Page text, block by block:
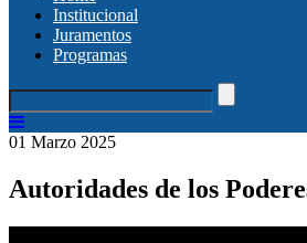
Institucional
Juramentos
Programas
01 Marzo 2025
Autoridades de los